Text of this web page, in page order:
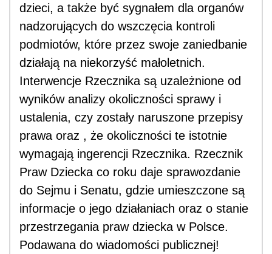
dzieci, a także być sygnałem dla organów
nadzorujących do wszczęcia kontroli
podmiotów, które przez swoje zaniedbanie
działają na niekorzyść małoletnich.
Interwencje Rzecznika są uzależnione od
wyników analizy okoliczności sprawy i
ustalenia, czy zostały naruszone przepisy
prawa oraz , że okoliczności te istotnie
wymagają ingerencji Rzecznika. Rzecznik
Praw Dziecka co roku daje sprawozdanie
do Sejmu i Senatu, gdzie umieszczone są
informacje o jego działaniach oraz o stanie
przestrzegania praw dziecka w Polsce.
Podawana do wiadomości publicznej!